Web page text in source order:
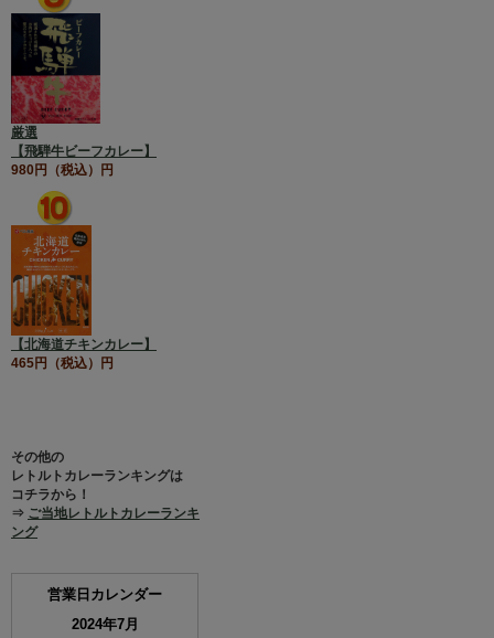
厳選
【飛騨牛ビーフカレー】
980円（税込）円
【北海道チキンカレー】
465円（税込）円
その他の
レトルトカレーランキングは
コチラから！
⇒ ご当地レトルトカレーランキ
ング
営業日カレンダー
2024年7月